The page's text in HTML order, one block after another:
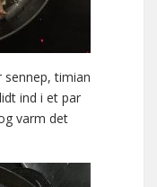
sennep, timian
ind i et par
varm det